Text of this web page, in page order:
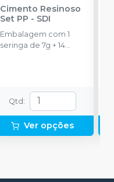
Cimento Resinoso
Set PP - SDI
Embalagem com 1
seringa de 7g + 14
Qtd :
Ver opções